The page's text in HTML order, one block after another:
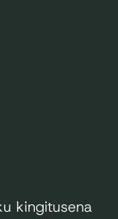
kingitusena